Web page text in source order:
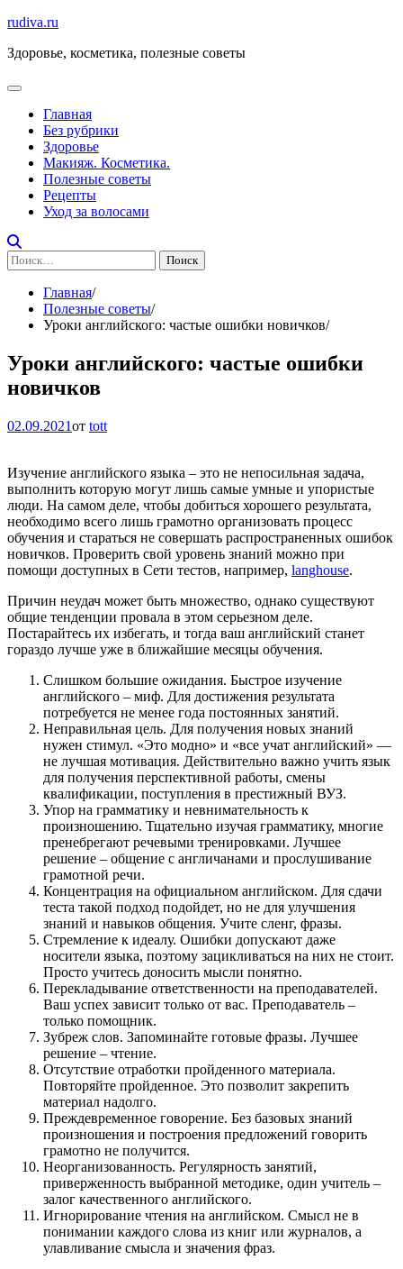
Перейти
содержимому
rudiva.ru
Здоровье, косметика, полезные советы
Главная
Без рубрики
Здоровье
Макияж. Косметика.
Полезные советы
Рецепты
Уход за волосами
Найти:
Главная
Полезные советы
Уроки английского: частые ошибки новичков
Уроки английского: частые ошибки
новичков
02.09.2021от tott
Изучение английского языка – это не непосильная задача,
выполнить которую могут лишь самые умные и упористые
люди. На самом деле, чтобы добиться хорошего результата,
необходимо всего лишь грамотно организовать процесс
обучения и стараться не совершать распространенных ошибок
новичков. Проверить свой уровень знаний можно при
помощи доступных в Сети тестов, например, langhouse.
Причин неудач может быть множество, однако существуют
общие тенденции провала в этом серьезном деле.
Постарайтесь их избегать, и тогда ваш английский станет
гораздо лучше уже в ближайшие месяцы обучения.
Слишком большие ожидания. Быстрое изучение
английского – миф. Для достижения результата
потребуется не менее года постоянных занятий.
Неправильная цель. Для получения новых знаний
нужен стимул. «Это модно» и «все учат английский» —
не лучшая мотивация. Действительно важно учить язык
для получения перспективной работы, смены
квалификации, поступления в престижный ВУЗ.
Упор на грамматику и невнимательность к
произношению. Тщательно изучая грамматику, многие
пренебрегают речевыми тренировками. Лучшее
решение – общение с англичанами и прослушивание
грамотной речи.
Концентрация на официальном английском. Для сдачи
теста такой подход подойдет, но не для улучшения
знаний и навыков общения. Учите сленг, фразы.
Стремление к идеалу. Ошибки допускают даже
носители языка, поэтому зацикливаться на них не стоит.
Просто учитесь доносить мысли понятно.
Перекладывание ответственности на преподавателей.
Ваш успех зависит только от вас. Преподаватель –
только помощник.
Зубреж слов. Запоминайте готовые фразы. Лучшее
решение – чтение.
Отсутствие отработки пройденного материала.
Повторяйте пройденное. Это позволит закрепить
материал надолго.
Преждевременное говорение. Без базовых знаний
произношения и построения предложений говорить
грамотно не получится.
Неорганизованность. Регулярность занятий,
приверженность выбранной методике, один учитель –
залог качественного английского.
Игнорирование чтения на английском. Смысл не в
понимании каждого слова из книг или журналов, а
улавливание смысла и значения фраз.